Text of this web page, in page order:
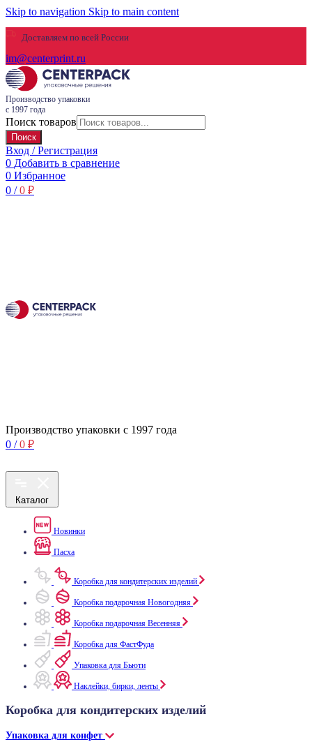
Skip to navigation Skip to main content
Доставляем по всей России
im@centerprint.ru
Производство упаковки
с 1997 года
Поиск товаров
Поиск
Вход / Регистрация
0 Добавить в сравнение
0 Избранное
0 / 0 ₽
Производство упаковки с 1997 года
0 / 0 ₽
Каталог
Новинки
Пасха
Коробка для кондитерских изделий
Коробка подарочная Новогодняя
Коробка подарочная Весенняя
Коробка для ФастФуда
Упаковка для Бьюти
Наклейки, бирки, ленты
Коробка для кондитерских изделий
Упаковка для конфет